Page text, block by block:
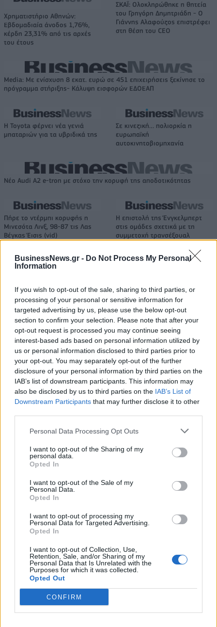
BusinessNews.gr - Do Not Process My Personal
Information
If you wish to opt-out of the sale, sharing to third parties, or
processing of your personal or sensitive information for
targeted advertising by us, please use the below opt-out
section to confirm your selection. Please note that after your
opt-out request is processed you may continue seeing
interest-based ads based on personal information utilized by
us or personal information disclosed to third parties prior to
your opt-out. You may separately opt-out of the further
disclosure of your personal information by third parties on the
IAB’s list of downstream participants. This information may
also be disclosed by us to third parties on the IAB’s List of
Downstream Participants that may further disclose it to other
Personal Data Processing Opt Outs
I want to opt-out of the Sharing of my
personal data.
Opted In
I want to opt-out of the Sale of my
Personal Data.
Opted In
I want to opt-out of processing my
Personal Data for Targeted Advertising.
Opted In
I want to opt-out of Collection, Use,
Retention, Sale, and/or Sharing of my
Personal Data that Is Unrelated with the
Purposes for which it was collected.
Opted Out
CONFIRM
Χρηματιστήριο Αθηνών:
Εβδομαδιαία άνοδος 1,76%,
κέρδη 23,31% από τις αρχές
του έτους
ΣΚΑΪ: Ολοκληρώθηκε η θητεία
του Γρηγόρη Δημητριάδη - Ο
Γιάννης Αλαφούζος επιστρέφει
στη θέση του CEO
Media: Με ενίσχυση 8 εκατ. ευρώ σε 451 επιχειρήσεις ξεκίνησε το
πρόγραμμα στήριξης- Κάλυψη εισφορών ΕΔΟΕΑΠ
Η Toyota φέρνει νέα γενιά
μπαταριών για τα υβριδικά της
Σε κινεζική… πολιορκία η
ευρωπαϊκή
αυτοκινητοβιομηχανία
Νέο Audi A2 e-tron με στόχο την κορυφή της αποδοτικότητας
Πήρε το ντέρμπι κορυφής η
Μινεσότα Λινξ, 98-87 τις Λας
Βέγκας Έισις (vid)
Η επιστολή της Ένγκελμπερτ
στις ομάδες σχετικά με τη
συμμετοχή τρανσέξουαλ
δρόμο για δάνεια έως 5 δισ. σε μικρομεσαίες
Β.Σ. Καρούλιας: Τζίρος 98,7
εκατ. ευρώ και αύξηση κερδών
57% - Τα νέα στοιχήματα σε
low & non alcohol
Deloitte Ελλάδος:
Χρηματοοικονομικός
σύμβουλος της ΔΕΗ για την
είσοδο στην πολωνική αγορά
ενέργειας
Το FIAT 500 Hybrid τώρα από
18.990 ευρώ
Ατρόμητος και Novibet
συνεχίζουν μαζί: Ανανέωση της
18η συνεχόμενη χρονιά για τον ΟΤΕ στη διεθνή σειρά δεικτών
FTSE4Good
Alpha Bank: Για πρώτη φορά το Αρχαίο Θέατρο Επιδαύρου άνοιξε τις
πύλες του σε όλους